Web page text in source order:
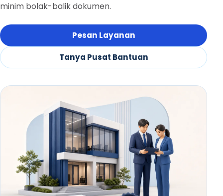
minim bolak-balik dokumen.
Pesan Layanan
Tanya Pusat Bantuan